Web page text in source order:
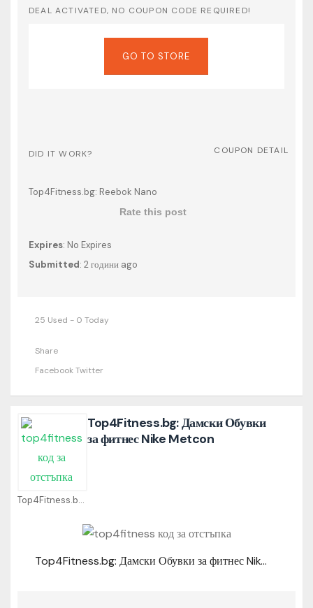
DEAL ACTIVATED, NO COUPON CODE REQUIRED!
GO TO STORE
DID IT WORK? COUPON DETAIL
Top4Fitness.bg: Reebok Nano
Rate this post
Expires: No Expires
Submitted: 2 години ago
25 Used - 0 Today
Share
FacebookTwitter
Top4Fitness.bg Coupons
Top4Fitness.bg: Дамски Обувки
за фитнес Nike Metcon
Top4Fitness.bg: Дамски Обувки за фитнес Nike Metcon